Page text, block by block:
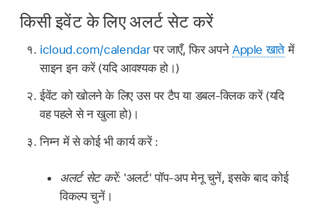
किसी इवेंट के लिए अलर्ट सेट करें
icloud.com/calendarपर जाएँ, फिर अपने Apple खाते में
साइन इन करें (यदि आवश्यक हो।)
ईवेंट को खोलने के लिए उस पर टैप या डबल-क्लिक करें (यदि
वह पहले से न खुला हो)।
निम्न में से कोई भी कार्य करें :
अलर्ट सेट करें: 'अलर्ट' पॉप-अप मेनू चुनें, इसके बाद कोई
विकल्प चुनें।